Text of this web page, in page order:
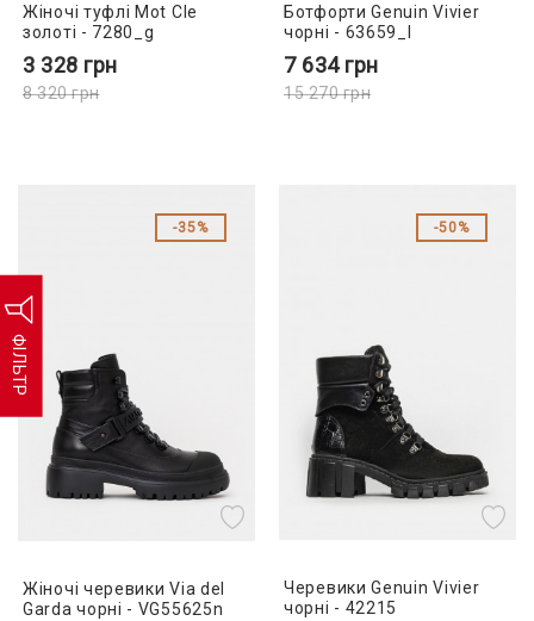
ФІЛЬТР
Жіночі туфлі Mot Cle
золоті - 7280_g
3 328 грн
8 320грн
Ботфорти Genuin Vivier
чорні - 63659_l
7 634грн
15 270грн
35%
Жіночі черевики Via del
Garda чорні - VG55625n
50%
Черевики Genuin Vivier
чорні - 42215